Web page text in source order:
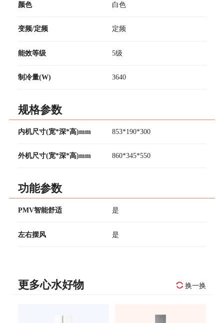
颜色 白色
变频/定频 定频
能效等级 5级
制冷量(W) 3640
规格参数
内机尺寸(宽*深*高)mm 853*190*300
外机尺寸(宽*深*高)mm 860*345*550
功能参数
PMV智能舒适 是
左右摆风 是
更多心水好物 换一换